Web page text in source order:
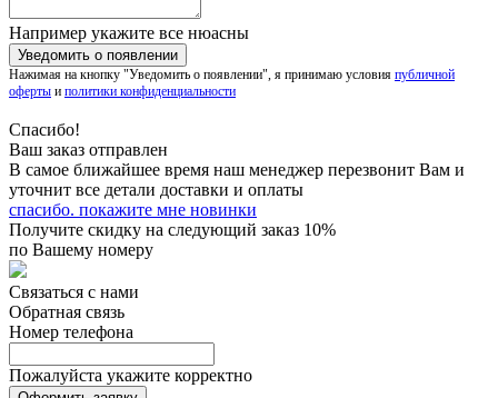
Например укажите все нюасны
Нажимая на кнопку "Уведомить о появлении", я принимаю условия публичной
оферты и политики конфиденциальности
Спасибо!
Ваш заказ отправлен
В самое ближайшее время наш менеджер перезвонит Вам и
уточнит все детали доставки и оплаты
спасибо. покажите мне новинки
Получите скидку на следующий заказ 10%
по Вашему номеру
Связаться с нами
Обратная связь
Номер телефона
Пожалуйста укажите корректно